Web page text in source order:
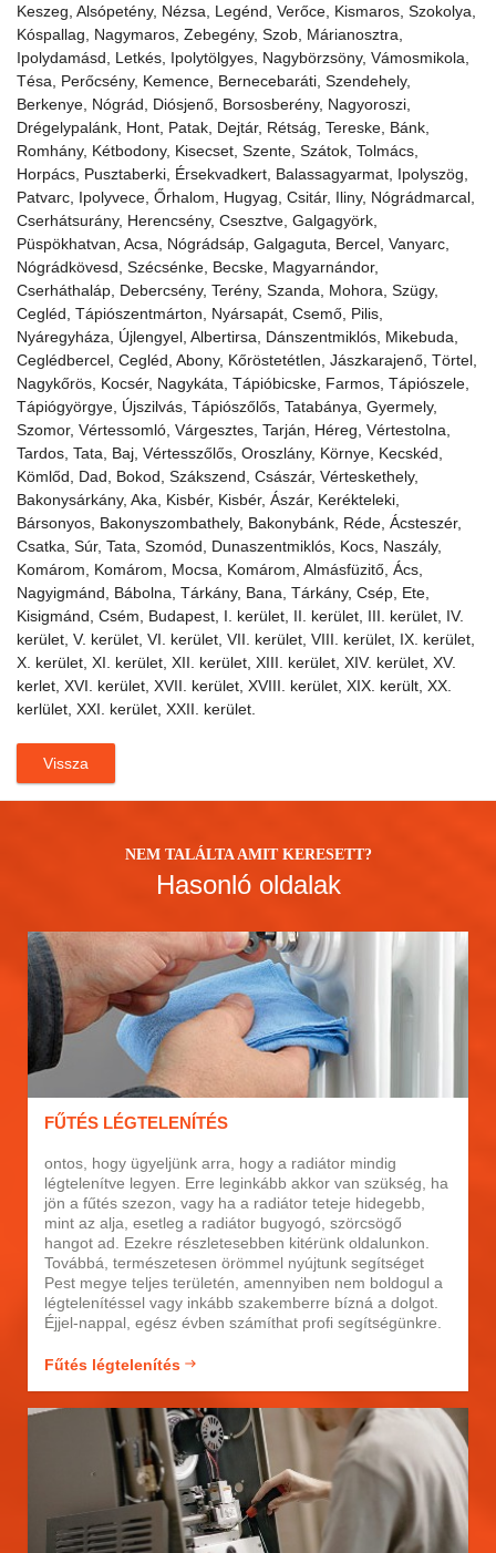
Keszeg, Alsópetény, Nézsa, Legénd, Verőce, Kismaros, Szokolya,
Kóspallag, Nagymaros, Zebegény, Szob, Márianosztra,
Ipolydamásd, Letkés, Ipolytölgyes, Nagybörzsöny, Vámosmikola,
Tésa, Perőcsény, Kemence, Bernecebaráti, Szendehely,
Berkenye, Nógrád, Diósjenő, Borsosberény, Nagyoroszi,
Drégelypalánk, Hont, Patak, Dejtár, Rétság, Tereske, Bánk,
Romhány, Kétbodony, Kisecset, Szente, Szátok, Tolmács,
Horpács, Pusztaberki, Érsekvadkert, Balassagyarmat, Ipolyszög,
Patvarc, Ipolyvece, Őrhalom, Hugyag, Csitár, Iliny, Nógrádmarcal,
Cserhátsurány, Herencsény, Csesztve, Galgagyörk,
Püspökhatvan, Acsa, Nógrádsáp, Galgaguta, Bercel, Vanyarc,
Nógrádkövesd, Szécsénke, Becske, Magyarnándor,
Cserháthaláp, Debercsény, Terény, Szanda, Mohora, Szügy,
Cegléd, Tápiószentmárton, Nyársapát, Csemő, Pilis,
Nyáregyháza, Újlengyel, Albertirsa, Dánszentmiklós, Mikebuda,
Ceglédbercel, Cegléd, Abony, Kőröstetétlen, Jászkarajenő, Törtel,
Nagykőrös, Kocsér, Nagykáta, Tápióbicske, Farmos, Tápiószele,
Tápiógyörgye, Újszilvás, Tápiószőlős, Tatabánya, Gyermely,
Szomor, Vértessomló, Várgesztes, Tarján, Héreg, Vértestolna,
Tardos, Tata, Baj, Vértesszőlős, Oroszlány, Környe, Kecskéd,
Kömlőd, Dad, Bokod, Szákszend, Császár, Vérteskethely,
Bakonysárkány, Aka, Kisbér, Kisbér, Ászár, Kerékteleki,
Bársonyos, Bakonyszombathely, Bakonybánk, Réde, Ácsteszér,
Csatka, Súr, Tata, Szomód, Dunaszentmiklós, Kocs, Naszály,
Komárom, Komárom, Mocsa, Komárom, Almásfüzitő, Ács,
Nagyigmánd, Bábolna, Tárkány, Bana, Tárkány, Csép, Ete,
Kisigmánd, Csém, Budapest, I. kerület, II. kerület, III. kerület, IV.
kerület, V. kerület, VI. kerület, VII. kerület, VIII. kerület, IX. kerület,
X. kerület, XI. kerület, XII. kerület, XIII. kerület, XIV. kerület, XV.
kerlet, XVI. kerület, XVII. kerület, XVIII. kerület, XIX. került, XX.
kerlület, XXI. kerület, XXII. kerület.
Vissza
NEM TALÁLTA AMIT KERESETT?
Hasonló oldalak
FŰTÉS LÉGTELENÍTÉS
ontos, hogy ügyeljünk arra, hogy a radiátor mindig
légtelenítve legyen. Erre leginkább akkor van szükség, ha
jön a fűtés szezon, vagy ha a radiátor teteje hidegebb,
mint az alja, esetleg a radiátor bugyogó, szörcsögő
hangot ad. Ezekre részletesebben kitérünk oldalunkon.
Továbbá, természetesen örömmel nyújtunk segítséget
Pest megye teljes területén, amennyiben nem boldogul a
légtelenítéssel vagy inkább szakemberre bízná a dolgot.
Éjjel-nappal, egész évben számíthat profi segítségünkre.
Fűtés légtelenítés